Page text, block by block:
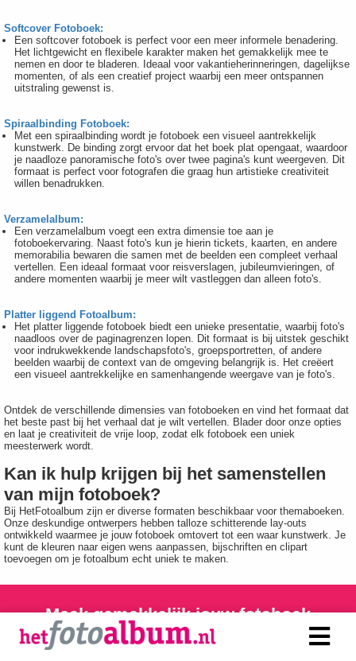
Softcover Fotoboek:
Een softcover fotoboek is perfect voor een meer informele benadering.
Het lichtgewicht en flexibele karakter maken het gemakkelijk mee te
nemen en door te bladeren. Ideaal voor vakantieherinneringen, dagelijkse
momenten, of als een creatief project waarbij een meer ontspannen
uitstraling gewenst is.
Spiraalbinding Fotoboek:
Met een spiraalbinding wordt je fotoboek een visueel aantrekkelijk
kunstwerk. De binding zorgt ervoor dat het boek plat opengaat, waardoor
je naadloze panoramische foto's over twee pagina's kunt weergeven. Dit
formaat is perfect voor fotografen die graag hun artistieke creativiteit
willen benadrukken.
Verzamelalbum:
Een verzamelalbum voegt een extra dimensie toe aan je
fotoboekervaring. Naast foto's kun je hierin tickets, kaarten, en andere
memorabilia bewaren die samen met de beelden een compleet verhaal
vertellen. Een ideaal formaat voor reisverslagen, jubileumvieringen, of
andere momenten waarbij je meer wilt vastleggen dan alleen foto's.
Platter liggend Fotoalbum:
Het platter liggende fotoboek biedt een unieke presentatie, waarbij foto's
naadloos over de paginagrenzen lopen. Dit formaat is bij uitstek geschikt
voor indrukwekkende landschapsfoto's, groepsportretten, of andere
beelden waarbij de context van de omgeving belangrijk is. Het creëert
een visueel aantrekkelijke en samenhangende weergave van je foto's.
Ontdek de verschillende dimensies van fotoboeken en vind het formaat dat
het beste past bij het verhaal dat je wilt vertellen. Blader door onze opties
en laat je creativiteit de vrije loop, zodat elk fotoboek een uniek
meesterwerk wordt.
Kan ik hulp krijgen bij het samenstellen
van mijn fotoboek?
Bij HetFotoalbum zijn er diverse formaten beschikbaar voor themaboeken.
Onze deskundige ontwerpers hebben talloze schitterende lay-outs
ontwikkeld waarmee je jouw fotoboek omtovert tot een waar kunstwerk. Je
kunt de kleuren naar eigen wens aanpassen, bijschriften en clipart
toevoegen om je fotoalbum echt uniek te maken.
Maak gemakkelijk jouw fotoboek
doormiddel van onze handleiding